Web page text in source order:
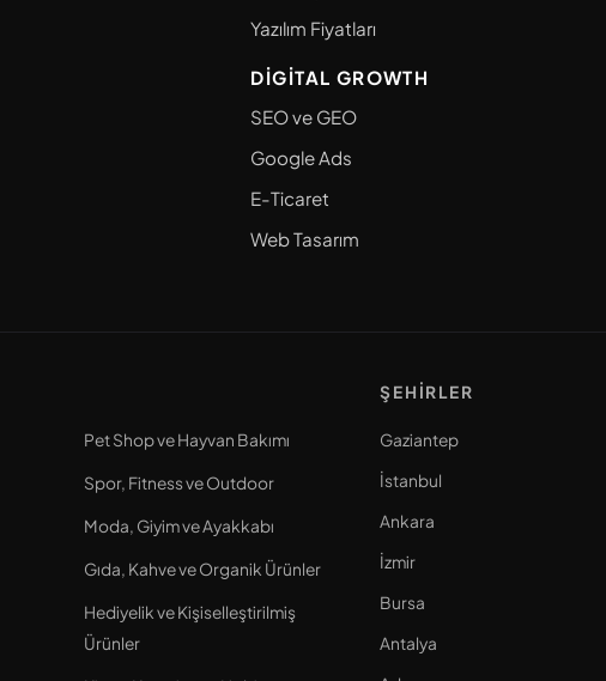
Yazılım Fiyatları
DIGITAL GROWTH
SEO ve GEO
Google Ads
E-Ticaret
Web Tasarım
Pet Shop ve Hayvan Bakımı
Spor, Fitness ve Outdoor
Moda, Giyim ve Ayakkabı
Gıda, Kahve ve Organik Ürünler
Hediyelik ve Kişiselleştirilmiş
Ürünler
ŞEHIRLER
Gaziantep
İstanbul
Ankara
İzmir
Bursa
Antalya